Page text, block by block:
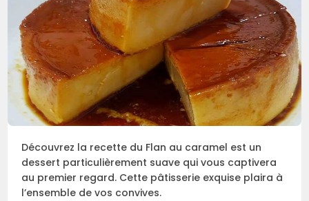
Découvrez la recette du Flan au caramel est un
dessert particulièrement suave qui vous captivera
au premier regard. Cette pâtisserie exquise plaira à
l’ensemble de vos convives.